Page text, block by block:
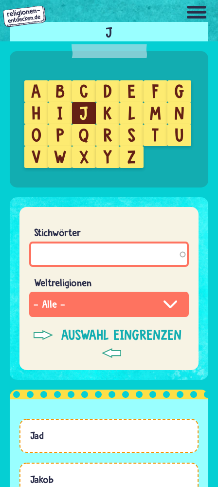
Direkt
zum
Inhalt
J
A B C D E F
G
H
I J K L M
N
O
P Q R S T
U
V
W X Y Z
Stichwörter
Weltreligionen
Jad
Jakob